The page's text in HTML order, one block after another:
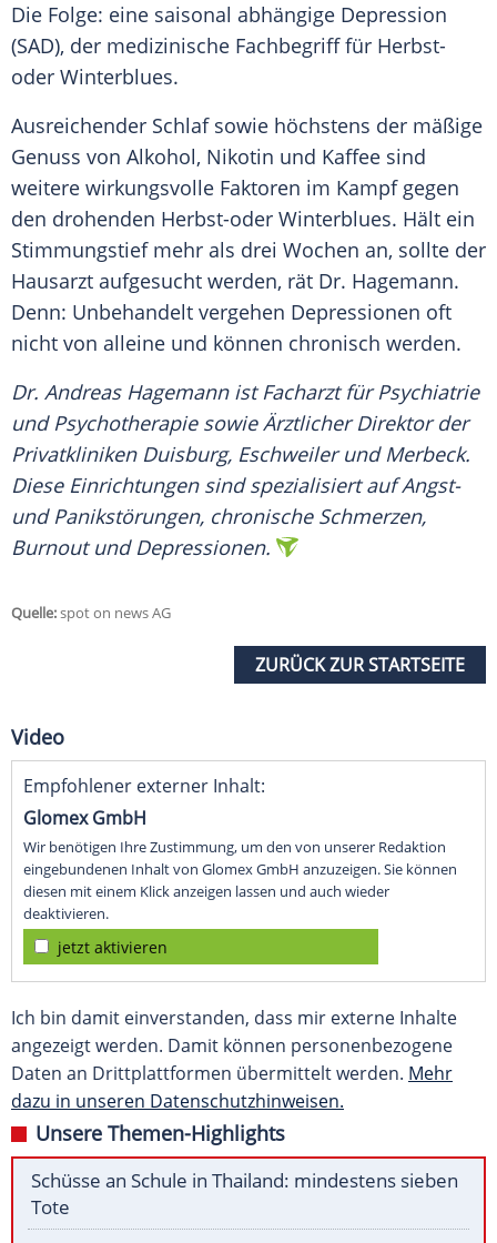
Die Folge: eine saisonal abhängige Depression
(SAD), der medizinische Fachbegriff für Herbst-
oder Winterblues.
Ausreichender Schlaf sowie höchstens der mäßige
Genuss von Alkohol, Nikotin und Kaffee sind
weitere wirkungsvolle Faktoren im Kampf gegen
den drohenden Herbst-oder Winterblues. Hält ein
Stimmungstief mehr als drei Wochen an, sollte der
Hausarzt aufgesucht werden, rät Dr. Hagemann.
Denn: Unbehandelt vergehen Depressionen oft
nicht von alleine und können chronisch werden.
Dr. Andreas Hagemann ist Facharzt für Psychiatrie
und Psychotherapie sowie Ärztlicher Direktor der
Privatkliniken Duisburg, Eschweiler und Merbeck.
Diese Einrichtungen sind spezialisiert auf Angst-
und Panikstörungen, chronische Schmerzen,
Burnout und Depressionen.
Quelle:spot on news AG
ZURÜCK ZUR STARTSEITE
Video
Empfohlener externer Inhalt:
Glomex GmbH
Wir benötigen Ihre Zustimmung, um den von unserer Redaktion
eingebundenen Inhalt von Glomex GmbH anzuzeigen. Sie können
diesen mit einem Klick anzeigen lassen und auch wieder
deaktivieren.
jetzt aktivieren
Ich bin damit einverstanden, dass mir externe Inhalte
angezeigt werden. Damit können personenbezogene
Daten an Drittplattformen übermittelt werden. Mehr
dazu in unseren Datenschutzhinweisen.
Unsere Themen-Highlights
Schüsse an Schule in Thailand: mindestens sieben
Tote